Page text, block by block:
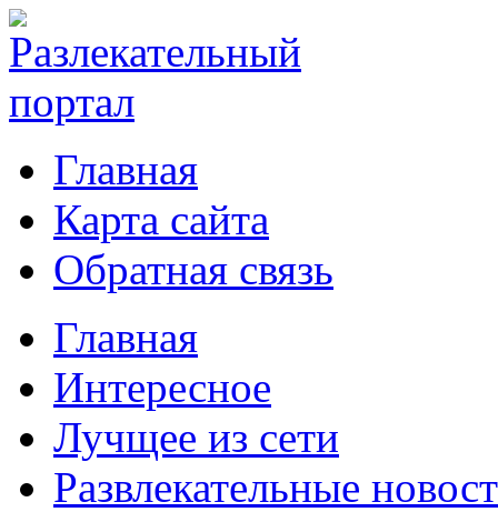
Главная
Карта сайта
Обратная связь
Главная
Интересное
Лучщее из сети
Развлекательные